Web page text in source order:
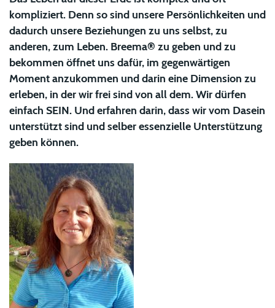
kompliziert. Denn so sind unsere Persönlichkeiten und
dadurch unsere Beziehungen zu uns selbst, zu
anderen, zum Leben. Breema® zu geben und zu
bekommen öffnet uns dafür, im gegenwärtigen
Moment anzukommen und darin eine Dimension zu
erleben, in der wir frei sind von all dem. Wir dürfen
einfach SEIN. Und erfahren darin, dass wir vom Dasein
unterstützt sind und selber essenzielle Unterstützung
geben können.
Image